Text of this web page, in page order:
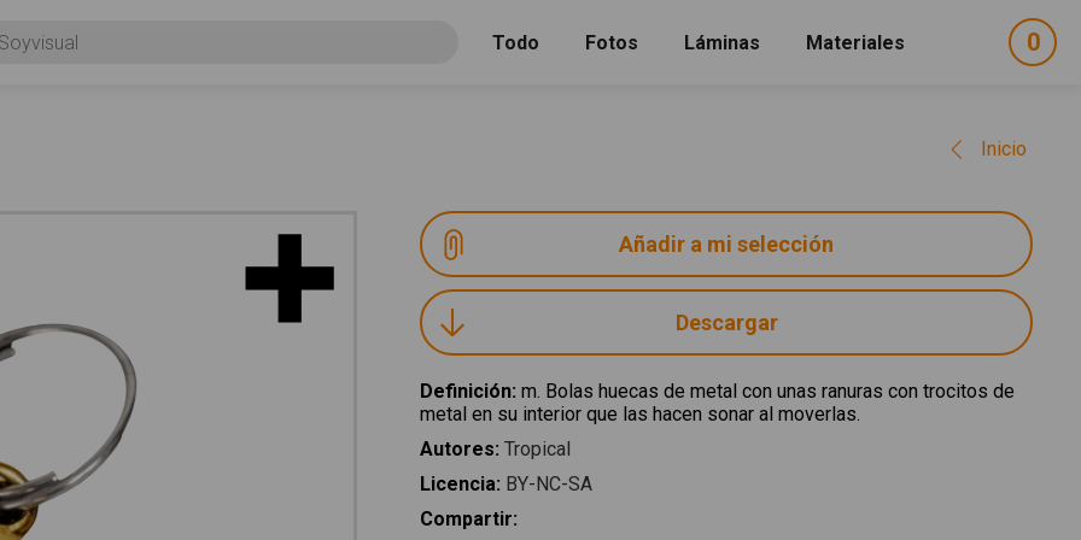
Todo Fotos Láminas Materiales 0
Inicio
Descargar
Definición: m. Bolas huecas de metal con unas ranuras con trocitos de
metal en su interior que las hacen sonar al moverlas.
Autores: Tropical
Licencia: BY-NC-SA
Compartir: